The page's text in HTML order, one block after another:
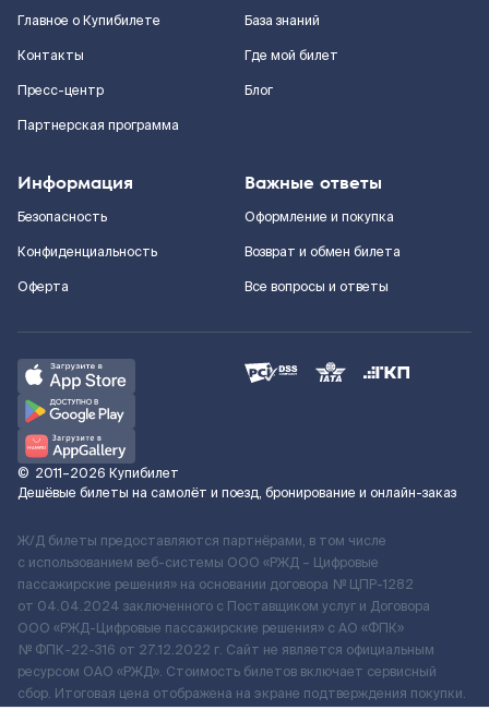
Главное о Купибилете
Контакты
Пресс-центр
Партнерская программа
База знаний
Где мой билет
Блог
Информация
Безопасность
Конфиденциальность
Оферта
Важные ответы
Оформление и покупка
Возврат и обмен билета
Все вопросы и ответы
© 2011–2026 Купибилет
Дешёвые билеты на самолёт и поезд, бронирование и онлайн-заказ
Ж/Д билеты предоставляются партнёрами, в том числе
с использованием веб-системы ООО «РЖД – Цифровые
пассажирские решения» на основании договора № ЦПР-1282
от 04.04.2024 заключенного с Поставщиком услуг и Договора
ООО «РЖД-Цифровые пассажирские решения» c АО «ФПК»
№ ФПК-22-316 от 27.12.2022 г. Сайт не является официальным
ресурсом ОАО «РЖД». Стоимость билетов включает сервисный
сбор. Итоговая цена отображена на экране подтверждения покупки.